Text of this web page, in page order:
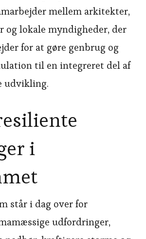
mellem arkitekter,
og lokale myndigheder, der
for at gøre genbrug og
til en integreret del af
udvikling.
i
står i dag over for
udfordringer,